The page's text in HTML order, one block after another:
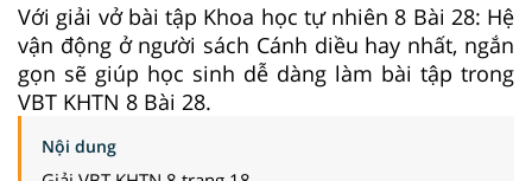
Với giải vở bài tập Khoa học tự nhiên 8 Bài 28: Hệ
vận động ở người sách Cánh diều hay nhất, ngắn
gọn sẽ giúp học sinh dễ dàng làm bài tập trong
VBT KHTN 8 Bài 28.
Nội dung